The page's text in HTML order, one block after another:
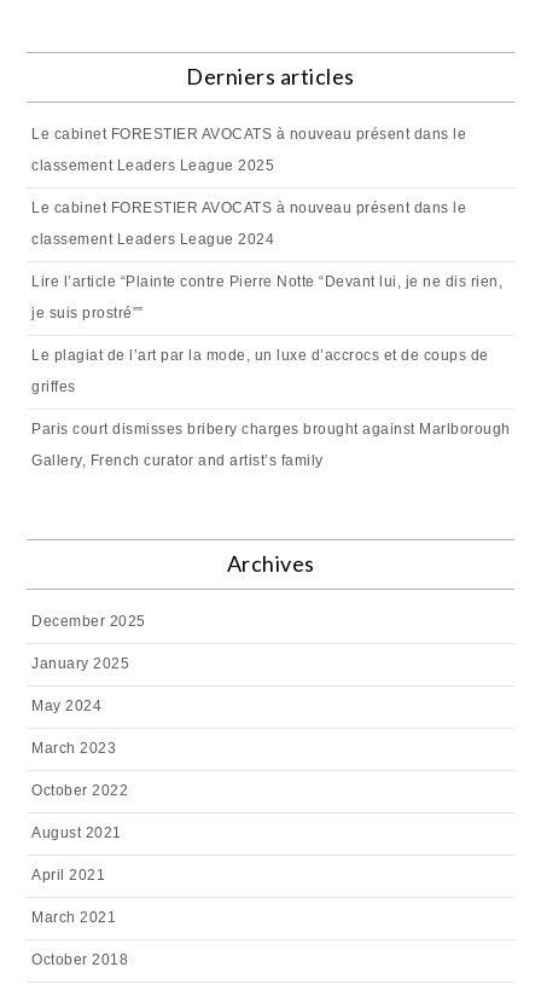
Derniers articles
Le cabinet FORESTIER AVOCATS à nouveau présent dans le
classement Leaders League 2025
Le cabinet FORESTIER AVOCATS à nouveau présent dans le
classement Leaders League 2024
Lire l’article “Plainte contre Pierre Notte “Devant lui, je ne dis rien,
je suis prostré””
Le plagiat de l’art par la mode, un luxe d’accrocs et de coups de
griffes
Paris court dismisses bribery charges brought against Marlborough
Gallery, French curator and artist’s family
Archives
December 2025
January 2025
May 2024
March 2023
October 2022
August 2021
April 2021
March 2021
October 2018